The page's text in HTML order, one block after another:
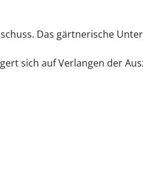
Das gärtnerische
sich auf Verlangen der